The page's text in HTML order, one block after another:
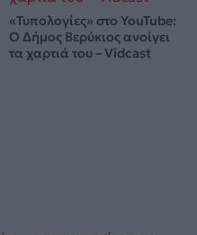
«Τυπολογίες» στο YouTube:
Ο Δήμος Βερύκιος ανοίγει
τα χαρτιά του – Vidcast